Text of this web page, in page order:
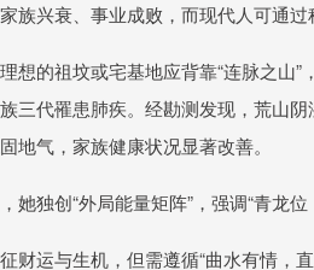
族兴衰、事业成败，而现代人可通过
想的祖坟或宅基地应背靠“连脉之山
三代罹患肺疾。经勘测发现，荒山
地气，家族健康状况显著改善。
她独创“外局能量矩阵”，强调“青龙位
财运与生机，但需遵循“曲水有情，